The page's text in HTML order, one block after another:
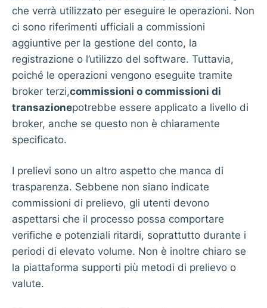
che verrà utilizzato per eseguire le operazioni. Non
ci sono riferimenti ufficiali a commissioni
aggiuntive per la gestione del conto, la
registrazione o l’utilizzo del software. Tuttavia,
poiché le operazioni vengono eseguite tramite
broker terzi,commissioni o commissioni di
transazionepotrebbe essere applicato a livello di
broker, anche se questo non è chiaramente
specificato.
I prelievi sono un altro aspetto che manca di
trasparenza. Sebbene non siano indicate
commissioni di prelievo, gli utenti devono
aspettarsi che il processo possa comportare
verifiche e potenziali ritardi, soprattutto durante i
periodi di elevato volume. Non è inoltre chiaro se
la piattaforma supporti più metodi di prelievo o
valute.